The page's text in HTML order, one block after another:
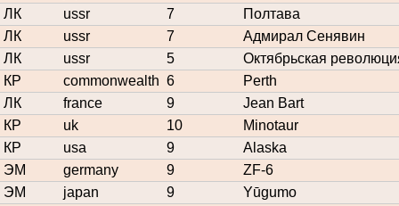
ЛК
ussr 7
Полтава
ЛК
ussr 7
Адмирал Сенявин
ЛК
ussr 5
Октябрьская
КР
commonwealth 6
Perth
ЛК
france 9
Jean Bart
КР
uk 10
Minotaur
КР
usa 9
Alaska
ЭМ
germany 9
ZF-6
ЭМ
japan 9
Yūgumo